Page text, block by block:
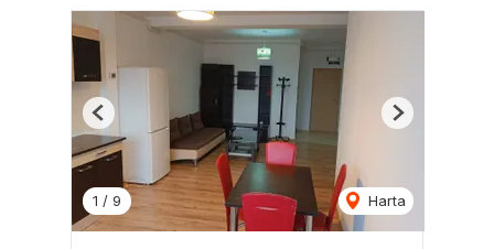
1 / 9 Harta
Previous Next